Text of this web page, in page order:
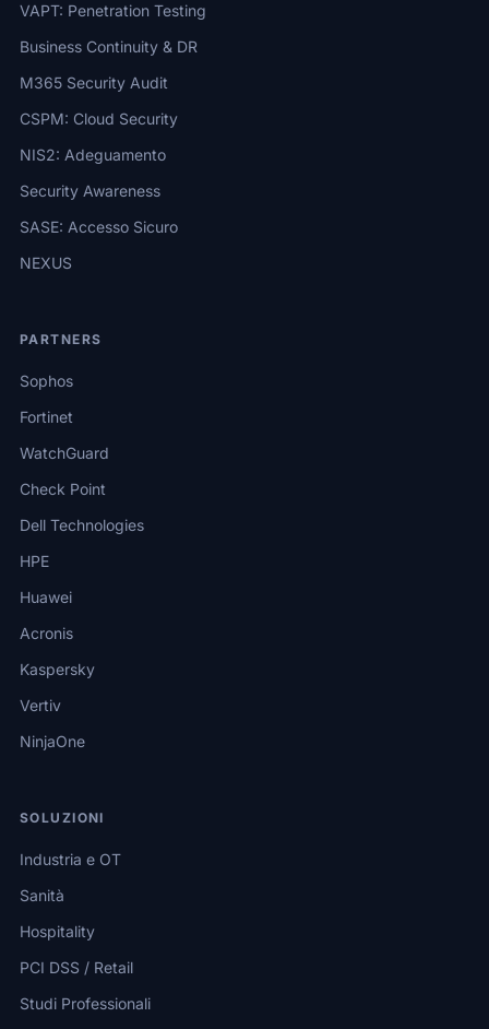
VAPT: Penetration Testing
Business Continuity & DR
M365 Security Audit
CSPM: Cloud Security
NIS2: Adeguamento
Security Awareness
SASE: Accesso Sicuro
NEXUS
PARTNERS
Sophos
Fortinet
WatchGuard
Check Point
Dell Technologies
HPE
Huawei
Acronis
Kaspersky
Vertiv
NinjaOne
SOLUZIONI
Industria e OT
Sanità
Hospitality
PCI DSS / Retail
Studi Professionali